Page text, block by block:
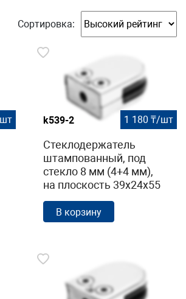
Сортировка:
k539-2 1 180 ₸/шт
Стеклодержатель
штампованный, под
стекло 8 мм (4+4 мм),
на плоскость 39х24х55
полированный (AISI
304) k539-2
В корзину